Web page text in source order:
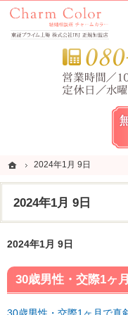
ホーム
2024年1月 9日
2024年1月 9日
錦糸町・亀戸・平井の結婚相談所な
錦糸町・亀戸・平井の結婚相談所
2024年1月 9日
30歳男性・交際1ヶ
ホーム
2024年1月 9日